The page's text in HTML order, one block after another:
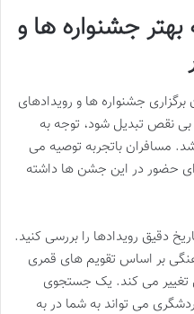
جشنواره ها و
برگزاری جشنواره ها و رویدادهای
بی نقص تبدیل شود، توجه به
مسافران باتجربه توصیه می
حضور در این جشن ها داشته
دقیق رویدادها را بررسی کنید.
بر اساس تقویم های قمری
تغییر می کند. یک جستجوی
می تواند به شما در به